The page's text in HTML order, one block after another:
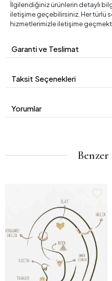
İlgilendiğiniz ürünlerin detaylı
iletişime geçebilirsiniz. Her türlü
hizmetlerimizle iletişime
Garanti ve Teslimat
Taksit Seçenekleri
Yorumlar